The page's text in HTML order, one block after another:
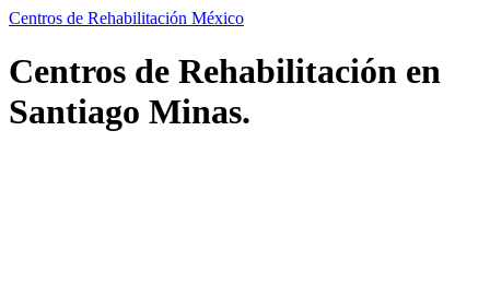
Centros de Rehabilitación México
Centros de Rehabilitación en
Santiago Minas.